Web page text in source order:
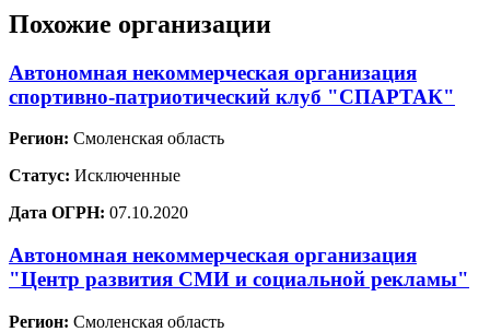
Похожие организации
Автономная некоммерческая организация
спортивно-патриотический клуб "СПАРТАК"
Регион: Смоленская область
Статус: Исключенные
Дата ОГРН: 07.10.2020
Автономная некоммерческая организация
"Центр развития СМИ и социальной рекламы"
Регион: Смоленская область